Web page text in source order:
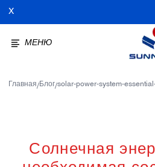
X
МЕНЮ
Главная/Блог/solar-power-system-
Солнечная